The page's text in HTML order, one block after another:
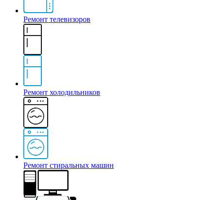
Ремонт телевизоров
Ремонт холодильников
Ремонт стиральных машин